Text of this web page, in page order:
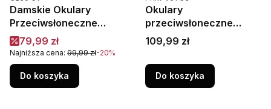
Damskie Okulary
Przeciwsłoneczne
Polaryzacja UV400
Camilla C230C1 Czarne
Cena promocyjna
79,99 zł
Najniższa cena: 99,99 zł-20%
Do koszyka
Okulary
przeciwsłoneczne
męskie Aviator PRIUS
AERO PRM-V01 C3 –
polaryzacja HD, UV400,
srebrne lustrzanki
Cena
109,99 zł
Do koszyka